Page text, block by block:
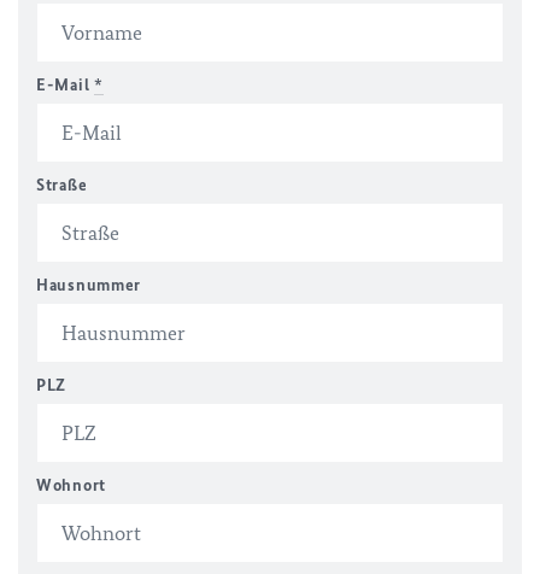
E-Mail *
Straße
Hausnummer
PLZ
Wohnort